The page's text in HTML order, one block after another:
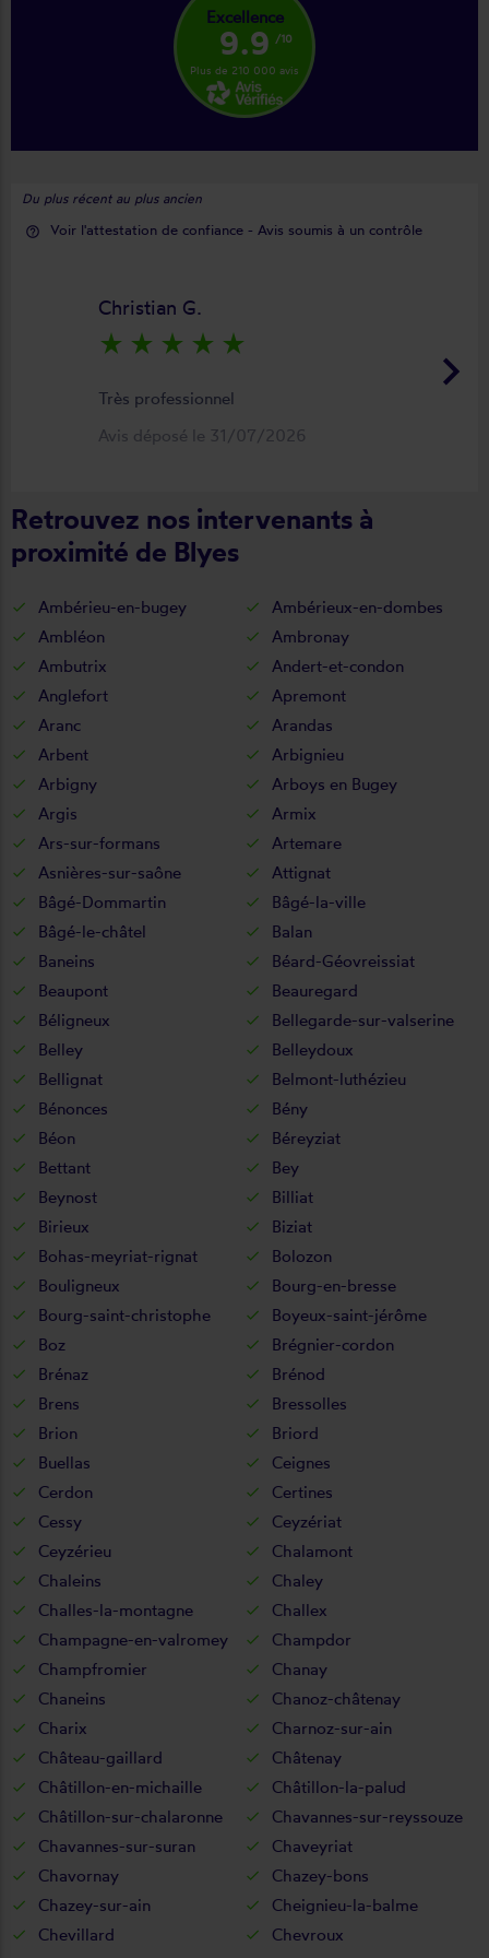
Excellence
9.9 /10
Plus de 210 000 avis
Du plus récent au plus ancien
help_outline Voir l'attestation de confiance - Avis soumis à un contrôle
keyboard_arrow_right
Christian G.
star_rate star_rate star_rate star_rate star_rate
Très professionnel
Avis déposé le 31/07/2026
Retrouvez nos intervenants à
proximité de Blyes
Ambérieu-en-bugey
Ambérieux-en-dombes
Ambléon
Ambronay
Ambutrix
Andert-et-condon
Anglefort
Apremont
Aranc
Arandas
Arbent
Arbignieu
Arbigny
Arboys en Bugey
Argis
Armix
Ars-sur-formans
Artemare
Asnières-sur-saône
Attignat
Bâgé-Dommartin
Bâgé-la-ville
Bâgé-le-châtel
Balan
Baneins
Béard-Géovreissiat
Beaupont
Beauregard
Béligneux
Bellegarde-sur-valserine
Belley
Belleydoux
Bellignat
Belmont-luthézieu
Bénonces
Bény
Béon
Béreyziat
Bettant
Bey
Beynost
Billiat
Birieux
Biziat
Bohas-meyriat-rignat
Bolozon
Bouligneux
Bourg-en-bresse
Bourg-saint-christophe
Boyeux-saint-jérôme
Boz
Brégnier-cordon
Brénaz
Brénod
Brens
Bressolles
Brion
Briord
Buellas
Ceignes
Cerdon
Certines
Cessy
Ceyzériat
Ceyzérieu
Chalamont
Chaleins
Chaley
Challes-la-montagne
Challex
Champagne-en-valromey
Champdor
Champfromier
Chanay
Chaneins
Chanoz-châtenay
Charix
Charnoz-sur-ain
Château-gaillard
Châtenay
Châtillon-en-michaille
Châtillon-la-palud
Châtillon-sur-chalaronne
Chavannes-sur-reyssouze
Chavannes-sur-suran
Chaveyriat
Chavornay
Chazey-bons
Chazey-sur-ain
Cheignieu-la-balme
Chevillard
Chevroux